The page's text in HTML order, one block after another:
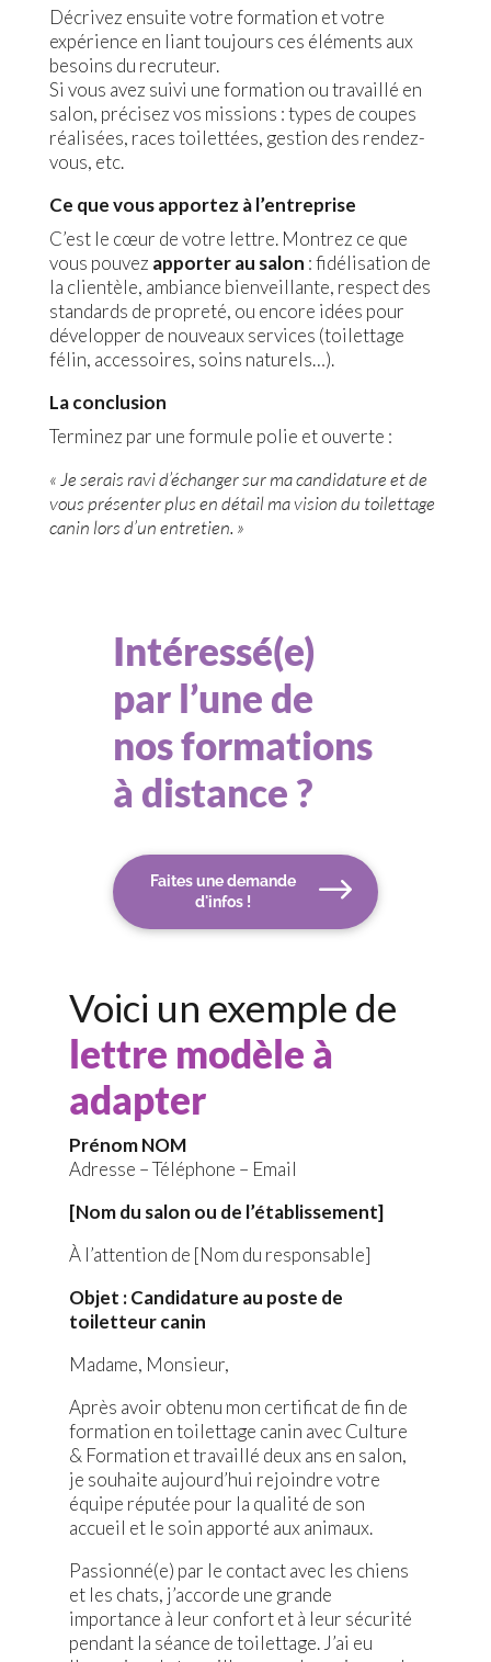
Décrivez ensuite votre formation et votre
expérience en liant toujours ces éléments aux
besoins du recruteur.
Si vous avez suivi une formation ou travaillé en
salon, précisez vos missions : types de coupes
réalisées, races toilettées, gestion des rendez-
vous, etc.
Ce que vous apportez à l’entreprise
C’est le cœur de votre lettre. Montrez ce que
vous pouvez apporter au salon : fidélisation de
la clientèle, ambiance bienveillante, respect des
standards de propreté, ou encore idées pour
développer de nouveaux services (toilettage
félin, accessoires, soins naturels…).
La conclusion
Terminez par une formule polie et ouverte :
« Je serais ravi d’échanger sur ma candidature et de
vous présenter plus en détail ma vision du toilettage
canin lors d’un entretien. »
Intéressé(e)
par l’une de
nos formations
à distance ?
Faites une demande
d'infos !
Voici un exemple de
lettre modèle à
adapter
Prénom NOM
Adresse – Téléphone – Email
[Nom du salon ou de l’établissement]
À l’attention de [Nom du responsable]
Objet : Candidature au poste de
toiletteur canin
Madame, Monsieur,
Après avoir obtenu mon certificat de fin de
formation en toilettage canin avec Culture
& Formation et travaillé deux ans en salon,
je souhaite aujourd’hui rejoindre votre
équipe réputée pour la qualité de son
accueil et le soin apporté aux animaux.
Passionné(e) par le contact avec les chiens
et les chats, j’accorde une grande
importance à leur confort et à leur sécurité
pendant la séance de toilettage. J’ai eu